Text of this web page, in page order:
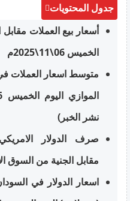
جدول المحتويات
أسعار بيع العملات مقابل
الخميس 06\11\2025م
متوسط اسعار العملات
نشر الخبر)
صرف الدولار
مقابل الجنية من السوق
اسعار الدولار في